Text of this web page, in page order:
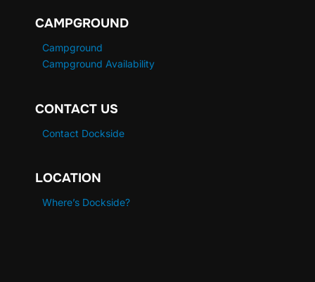
CAMPGROUND
Campground
Campground Availability
CONTACT US
Contact Dockside
LOCATION
Where’s Dockside?